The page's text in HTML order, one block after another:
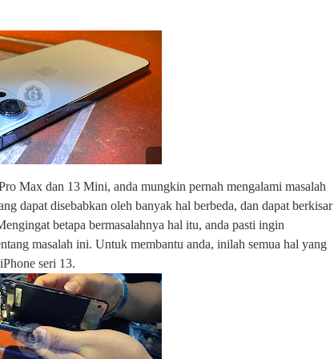
u
c
o
m
Max dan 13 Mini, anda mungkin pernah mengalami masalah
dapat disebabkan oleh banyak hal berbeda, dan dapat berkisar
betapa bermasalahnya hal itu, anda pasti ingin
masalah ini. Untuk membantu anda, inilah semua hal yang
seri 13.
w
.e
b
s
b.
c
o